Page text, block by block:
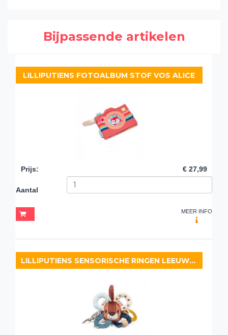
Bijpassende artikelen
LILLIPUTIENS FOTOALBUM STOF VOS ALICE
Prijs: € 27,99
Aantal
MEER INFO
LILLIPUTIENS SENSORISCHE RINGEN LEEUW JACK